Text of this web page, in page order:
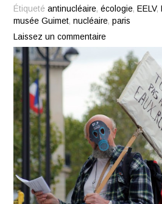
Étiquetéantinucléaire,écologie, EELV,
musée Guimet,nucléaire,paris
Laissez un commentaire